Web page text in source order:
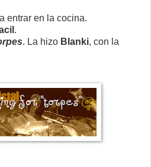
entrar en la cocina.
.
. La hizo Blanki, con la